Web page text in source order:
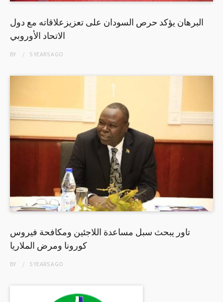
البرهان يؤكد حرص السودان على تعزيزعلاقاته مع دول
الاتحاد الأوروبي
BY 5 YEARSAGO
تاور يبحث سبل مساعدة اللاجئين ومكافحة فيروس
كورونا ومرض الملاريا
BY 5 YEARSAGO